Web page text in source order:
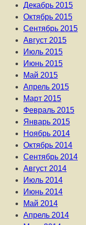
Декабрь 2015
Октябрь 2015
Сентябрь 2015
Август 2015
Июль 2015
Июнь 2015
Май 2015
Апрель 2015
Март 2015
Февраль 2015
Январь 2015
Ноябрь 2014
Октябрь 2014
Сентябрь 2014
Август 2014
Июль 2014
Июнь 2014
Май 2014
Апрель 2014